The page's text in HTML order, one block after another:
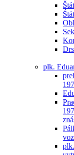
plk.